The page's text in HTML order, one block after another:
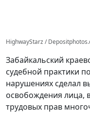
HighwayStarz /
Забайкальский
судебной практики
нарушениях сделал
освобождения лица,
трудовых прав